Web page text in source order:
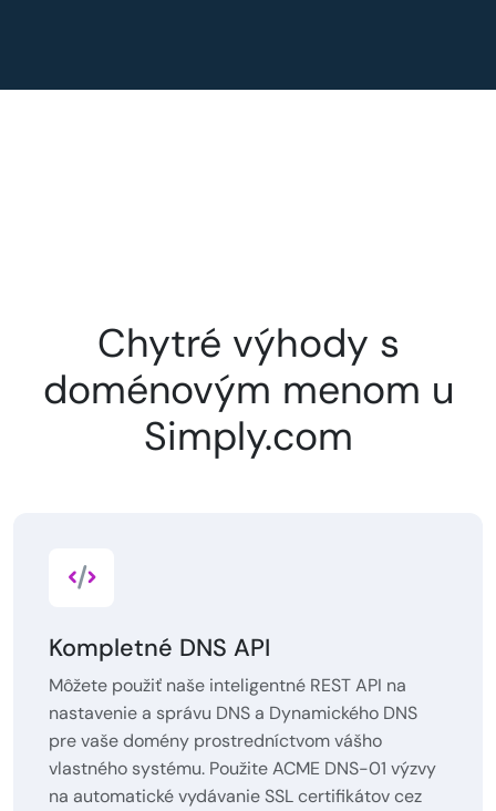
Chytré výhody s
doménovým menom u
Simply.com
Kompletné DNS API
Môžete použiť naše inteligentné REST API na
nastavenie a správu DNS a Dynamického DNS
pre vaše domény prostredníctvom vášho
vlastného systému. Použite ACME DNS-01 výzvy
na automatické vydávanie SSL certifikátov cez